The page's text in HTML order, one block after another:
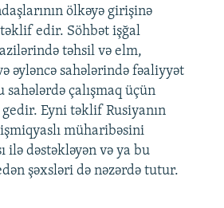
ölkəyə girişinə
təklif edir. Söhbət işğal
təhsil və elm,
əyləncə sahələrində fəaliyyət
çalışmaq üçün
Eyni təklif Rusiyanın
müharibəsini
ilə dəstəkləyən və ya bu
şəxsləri də nəzərdə tutur.